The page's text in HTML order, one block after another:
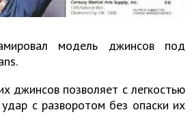
модель джинсов под
джинсов позволяет с легкостью
с разворотом без опаски их